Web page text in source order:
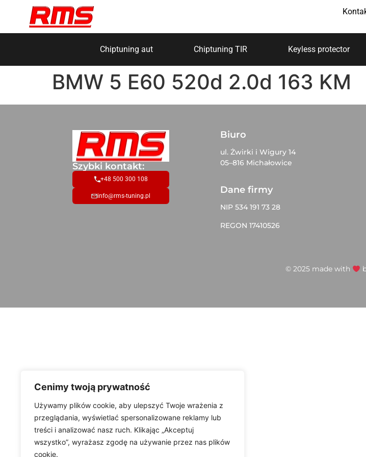
Cenimy twoją prywatność
Używamy plików cookie, aby ulepszyć Twoje wrażenia z
przeglądania, wyświetlać spersonalizowane reklamy lub
treści i analizować nasz ruch. Klikając „Akceptuj
wszystko”, wyrażasz zgodę na używanie przez nas plików
cookie.
Chiptuning aut Chiptuning TIR Keyless protector
BMW 5 E60 520d 2.0d 163 KM
Szybki kontakt:
+48 500 300 108
info@rms-tuning.pl
Biuro
ul. Żwirki i Wigury 14
05–816 Michałowice
Dane firmy
NIP 534 191 73 28
REGON 17410526
© 2025 made with